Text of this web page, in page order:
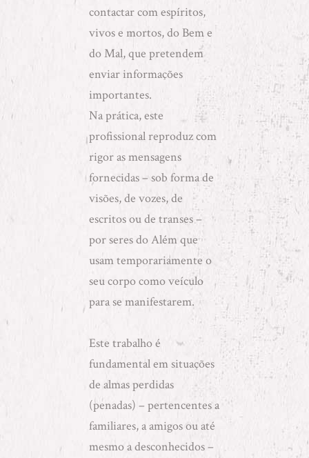
contactar com espíritos,
vivos e mortos, do Bem e
do Mal, que pretendem
enviar informações
importantes.
Na prática, este
profissional reproduz com
rigor as mensagens
fornecidas – sob forma de
visões, de vozes, de
escritos ou de transes –
por seres do Além que
usam temporariamente o
seu corpo como veículo
para se manifestarem.
Este trabalho é
fundamental em situações
de almas perdidas
(penadas) – pertencentes a
familiares, a amigos ou até
mesmo a desconhecidos –